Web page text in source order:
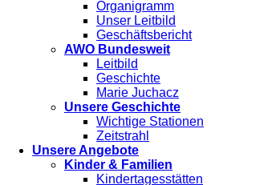
Organigramm
Unser Leitbild
Geschäftsbericht
AWO Bundesweit
Leitbild
Geschichte
Marie Juchacz
Unsere Geschichte
Wichtige Stationen
Zeitstrahl
Unsere Angebote
Kinder & Familien
Kindertagesstätten